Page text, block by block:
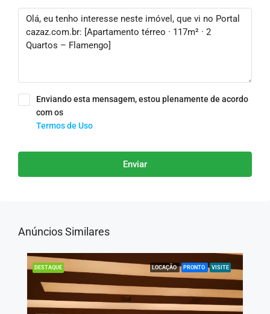
Enviando esta mensagem, estou plenamente de acordo
com os
Termos de Uso
Enviar
Anúncios Similares
DESTAQUE LOCAÇÃO PRONTO VISITE